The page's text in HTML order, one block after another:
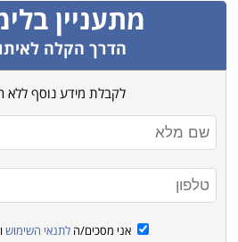
מתעניין
הדרך הקלה
לקבלת מידע נוסף ללא
אני מסכים/ה לתנאי השימוש